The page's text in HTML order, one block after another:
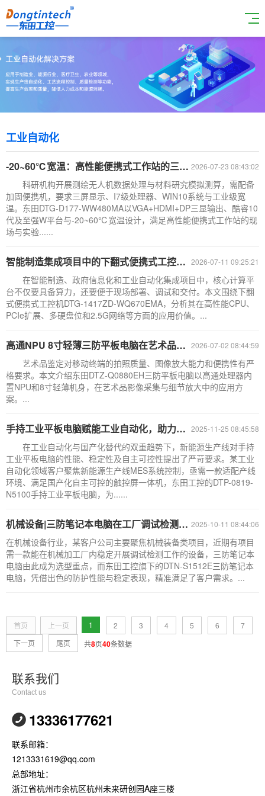
工业自动化
2026-07-23 08:43:02
-20~60℃宽温：高性能便携式工作站的三屏显示赋能科研计算
科研机构开展测绘无人机数据处理与材料研究模拟测算，需配备
加固便携机，要求三屏显示、I7级处理器、WIN10系统与工业级宽
温。东田DTG-D177-WW480MA以VGA+HDMI+DP三显输出、酷睿10
代及至强W平台与-20~60℃宽温设计，满足高性能便携式工作站的现
场与实验......
2026-07-11 09:25:21
智能制造集成项目中的下翻式便携式工控机选型解析
在智能制造、政府信息化和工业自动化集成项目中，核心计算平
台不仅要具备算力，还要便于现场部署、调试和交付。本文围绕下翻
式便携式工控机DTG-1417ZD-WQ670EMA，分析其在高性能CPU、
PCIe扩展、多硬盘位和2.5G网络等方面的应用价值。...
2026-07-02 08:44:59
高通NPU 8寸轻薄三防平板电脑在艺术品鉴定中的应用
艺术品鉴定对移动终端的拍照质量、图像放大能力和便携性有严
格要求。本文介绍东田DTZ-Q0880EH三防平板电脑以高通处理器内
置NPU和8寸轻薄机身，在艺术品影像采集与细节放大中的应用方
案。...
2025-11-25 08:45:58
手持工业平板电脑赋能工业自动化，助力新能源产线国产化自主可控升级
在工业自动化与国产化替代的双重趋势下，新能源生产线对手持
工业平板电脑的性能、稳定性及自主可控性提出了严苛要求。某工业
自动化领域客户聚焦新能源生产线MES系统控制，亟需一款适配产线
环境、满足国产化自主可控的触控屏一体机，东田工控的DTP-0819-
N5100手持工业平板电脑，为......
2025-10-11 08:44:06
机械设备|三防笔记本电脑在工厂调试检测中的解决方案推荐
在机械设备行业，某客户公司主要聚焦机械装备类项目，近期有项目
需一款能在机械加工厂内稳定开展调试检测工作的设备，三防笔记本
电脑由此成为选型重点，而东田工控旗下的DTN-S1512E三防笔记本
电脑，凭借出色的防护性能与稳定表现，精准满足了客户需求。...
首页 上一页 1 2 3 4 5 6
7
下一页
尾页 共8页40条数据
联系我们
Contact us
13336177621
联系邮箱：
1213331619@qq.com
总部地址：
浙江省杭州市余杭区杭州未来研创园A座三楼